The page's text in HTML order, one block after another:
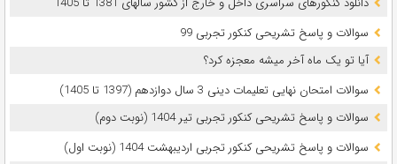
سوالات و پاسخ تشریحی کنکور تجربی 99
آیا تو یک ماه آخر میشه معجزه کرد؟
سوالات امتحان نهایی تعلیمات دینی 3 سال دوازدهم (1397 تا 1405)
سوالات و پاسخ تشریحی کنکور تجربی تیر 1404 (نوبت دوم)
سوالات و پاسخ تشریحی کنکور تجربی اردیبهشت 1404 (نوبت اول)